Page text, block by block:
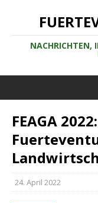
NACHRICHTEN,
FEAGA
24. April 2022